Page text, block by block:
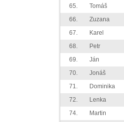
65.
Tomáš
66.
Zuzana
67.
Karel
68.
Petr
69.
Ján
70.
Jonáš
71.
Dominika
72.
Lenka
74.
Martin